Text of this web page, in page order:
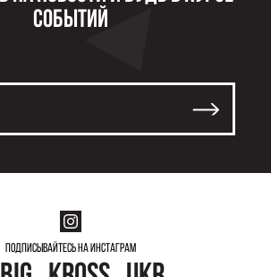
событий
Подписывайтесь на инстаграм